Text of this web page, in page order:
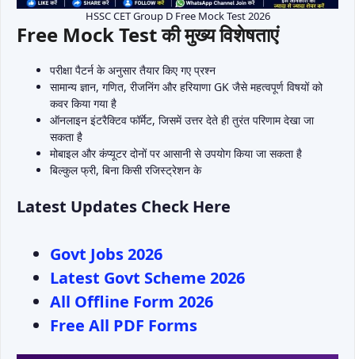
HSSC CET Group D Free Mock Test 2026
Free Mock Test की मुख्य विशेषताएं
परीक्षा पैटर्न के अनुसार तैयार किए गए प्रश्न
सामान्य ज्ञान, गणित, रीजनिंग और हरियाणा GK जैसे महत्वपूर्ण विषयों को
कवर किया गया है
ऑनलाइन इंटरैक्टिव फॉर्मेट, जिसमें उत्तर देते ही तुरंत परिणाम देखा जा
सकता है
मोबाइल और कंप्यूटर दोनों पर आसानी से उपयोग किया जा सकता है
बिल्कुल फ्री, बिना किसी रजिस्ट्रेशन के
Latest Updates Check Here
Govt Jobs 2026
Latest Govt Scheme 2026
All Offline Form 2026
Free All PDF Forms